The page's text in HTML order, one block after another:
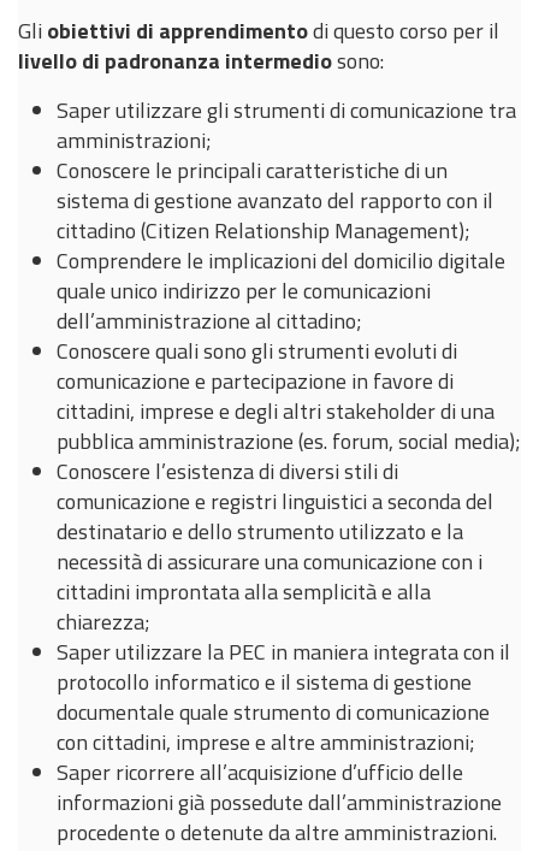
Gli obiettivi di apprendimentodi questo corso per il
livello di padronanza intermediosono:
Saper utilizzare gli strumenti di comunicazione tra
amministrazioni;
Conoscere le principali caratteristiche di un
sistema di gestione avanzato del rapporto con il
cittadino (Citizen Relationship Management);
Comprendere le implicazioni del domicilio digitale
quale unico indirizzo per le comunicazioni
dell’amministrazione al cittadino;
Conoscere quali sono gli strumenti evoluti di
comunicazione e partecipazione in favore di
cittadini, imprese e degli altri stakeholder di una
pubblica amministrazione (es. forum, social media);
Conoscere l’esistenza di diversi stili di
comunicazione e registri linguistici a seconda del
destinatario e dello strumento utilizzato e la
necessità di assicurare una comunicazione con i
cittadini improntata alla semplicità e alla
chiarezza;
Saper utilizzare la PEC in maniera integrata con il
protocollo informatico e il sistema di gestione
documentale quale strumento di comunicazione
con cittadini, imprese e altre amministrazioni;
Saper ricorrere all’acquisizione d’ufficio delle
informazioni già possedute dall’amministrazione
procedente o detenute da altre amministrazioni.